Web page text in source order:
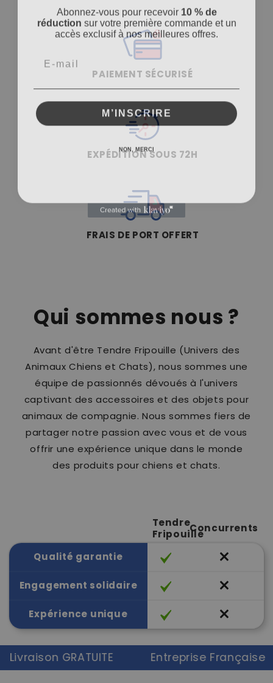
PAIEMENT SÉCURISÉ
EXPÉDITION SOUS 72H
FRAIS DE PORT OFFERT
Qui sommes nous ?
Avant d'être Tendre Fripouille (Univers des
Animaux Chiens et Chats), nous sommes une
équipe de passionnés dévoués à l'univers
captivant des accessoires et des objets pour
animaux de compagnie. Nous sommes fiers de
partager notre passion avec vous et de vous
offrir une expérience unique dans le monde
des produits pour chiens et chats.
Tendre
FripouilleConcurrents
Qualité garantie
Engagement solidaire
Expérience unique
GRATUITE Entreprise Française
Abonnez-vous pour recevoir
10 % de
réductionsur votre première commande et un
accès exclusif à nos meilleures offres.
M’INSCRIRE